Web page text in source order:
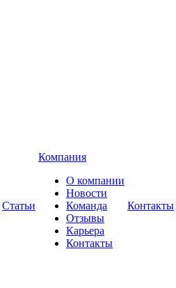
Статьи
Компания
О компании
Новости
Команда
Отзывы
Карьера
Контакты
Контакты